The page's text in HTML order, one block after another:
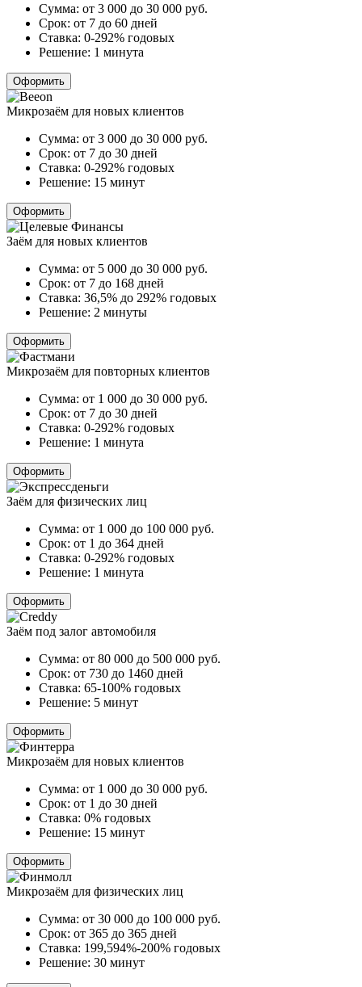
Сумма: от 3 000 до 30 000 руб.
Срок: от 7 до 60 дней
Ставка: 0-292% годовых
Решение: 1 минута
Оформить
Микрозаём для новых клиентов
Сумма: от 3 000 до 30 000 руб.
Срок: от 7 до 30 дней
Ставка: 0-292% годовых
Решение: 15 минут
Оформить
Заём для новых клиентов
Сумма: от 5 000 до 30 000 руб.
Срок: от 7 до 168 дней
Ставка: 36,5% до 292% годовых
Решение: 2 минуты
Оформить
Микрозаём для повторных клиентов
Сумма: от 1 000 до 30 000 руб.
Срок: от 7 до 30 дней
Ставка: 0-292% годовых
Решение: 1 минута
Оформить
Заём для физических лиц
Сумма: от 1 000 до 100 000 руб.
Срок: от 1 до 364 дней
Ставка: 0-292% годовых
Решение: 1 минута
Оформить
Заём под залог автомобиля
Сумма: от 80 000 до 500 000 руб.
Срок: от 730 до 1460 дней
Ставка: 65-100% годовых
Решение: 5 минут
Оформить
Микрозаём для новых клиентов
Сумма: от 1 000 до 30 000 руб.
Срок: от 1 до 30 дней
Ставка: 0% годовых
Решение: 15 минут
Оформить
Микрозаём для физических лиц
Сумма: от 30 000 до 100 000 руб.
Срок: от 365 до 365 дней
Ставка: 199,594%-200% годовых
Решение: 30 минут